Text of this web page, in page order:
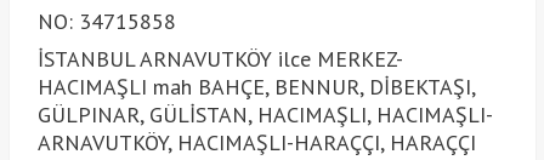
NO: 34715858
İSTANBUL ARNAVUTKÖY ilce MERKEZ-
HACIMAŞLI mah BAHÇE, BENNUR, DİBEKTAŞI,
GÜLPINAR, GÜLİSTAN, HACIMAŞLI, HACIMAŞLI-
ARNAVUTKÖY, HACIMAŞLI-HARAÇÇI, HARAÇÇI